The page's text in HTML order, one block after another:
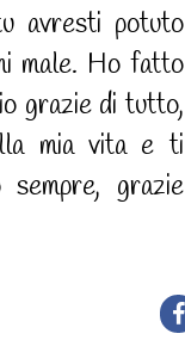
avresti potuto
male. Ho fatto
grazie di tutto,
mia vita e ti
grazie